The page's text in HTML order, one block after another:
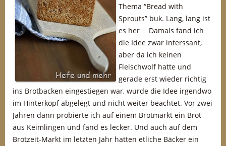
Thema “Bread with
Sprouts” buk. Lang, lang ist
es her… Damals fand ich
die Idee zwar interssant,
aber da ich keinen
Fleischwolf hatte und
gerade erst wieder richtig
ins Brotbacken eingestiegen war, wurde die Idee irgendwo
im Hinterkopf abgelegt und nicht weiter beachtet. Vor zwei
Jahren dann probierte ich auf einem Brotmarkt ein Brot
aus Keimlingen und fand es lecker. Und auch auf dem
Brotzeit-Markt im letzten Jahr hatten etliche Bäcker ein